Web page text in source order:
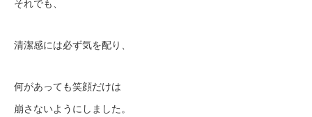
それでも、
清潔感には必ず気を配り、
何があっても笑顔だけは
崩さないようにしました。